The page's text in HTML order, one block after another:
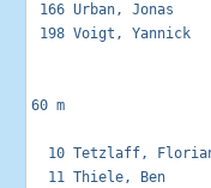
166 Urban,
198 Voigt,
60 m
10 Tetzlaff,
11 Thiele, Ben